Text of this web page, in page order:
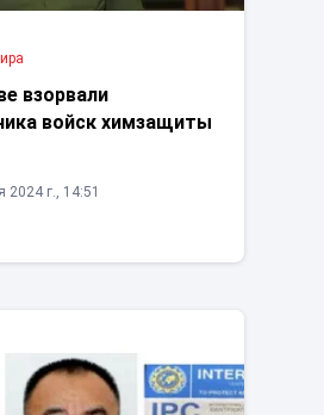
взорвали
войск химзащиты
2024 г., 14:51